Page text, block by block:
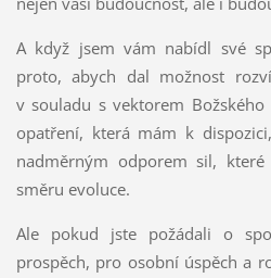
A když jsem vám nabídl své
proto, abych dal možnost
v souladu s vektorem
opatření, která mám k
nadměrným odporem sil,
směru evoluce.
Ale pokud jste požádali o
prospěch, pro osobní úspěch a